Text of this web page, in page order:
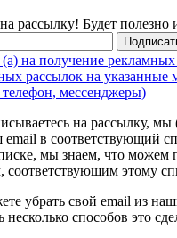
рассылку! Будет полезно
(а) на получение
рассылок на указанные
мессенджеры)
на рассылку,
email в соответствующий
мы знаем, что можем
соответствующим этому
убрать свой email из
способов это